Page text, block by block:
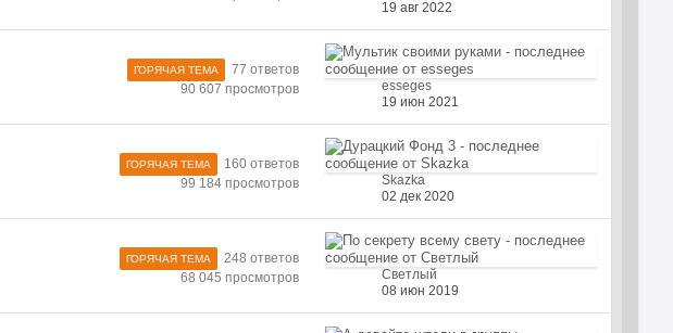
19 авг 2022
ГОРЯЧАЯ ТЕМА
77 ответов
90 607 просмотров
esseges
19 июн 2021
ГОРЯЧАЯ ТЕМА
160 ответов
99 184 просмотров
Skazka
02 дек 2020
ГОРЯЧАЯ ТЕМА
248 ответов
68 045 просмотров
Светлый
08 июн 2019